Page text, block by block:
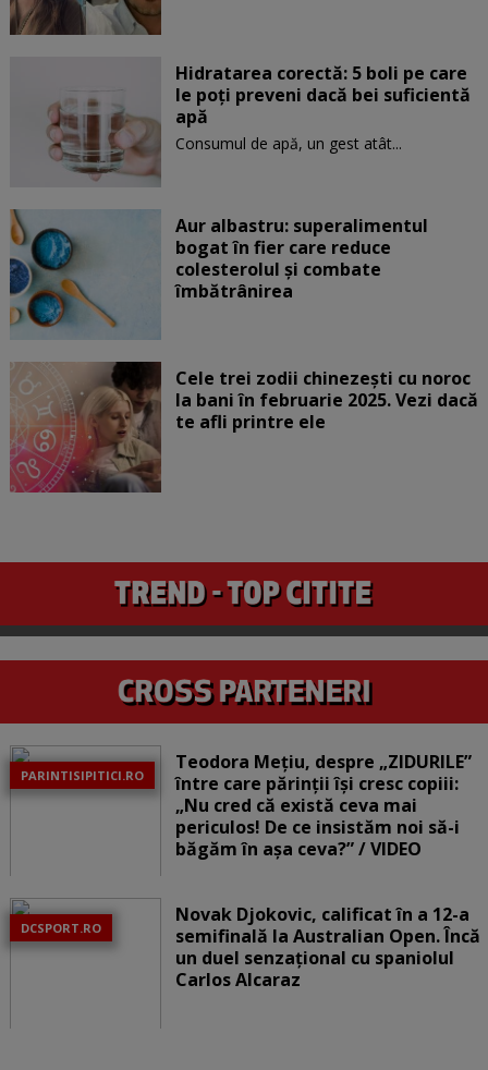
Hidratarea corectă: 5 boli pe care
le poți preveni dacă bei suficientă
apă
Consumul de apă, un gest atât...
Aur albastru: superalimentul
bogat în fier care reduce
colesterolul și combate
îmbătrânirea
Cele trei zodii chinezești cu noroc
la bani în februarie 2025. Vezi dacă
te afli printre ele
PARINTISIPITICI.RO
Teodora Mețiu, despre „ZIDURILE”
între care părinții își cresc copiii:
„Nu cred că există ceva mai
periculos! De ce insistăm noi să-i
băgăm în așa ceva?” / VIDEO
DCSPORT.RO
Novak Djokovic, calificat în a 12-a
semifinală la Australian Open. Încă
un duel senzațional cu spaniolul
Carlos Alcaraz